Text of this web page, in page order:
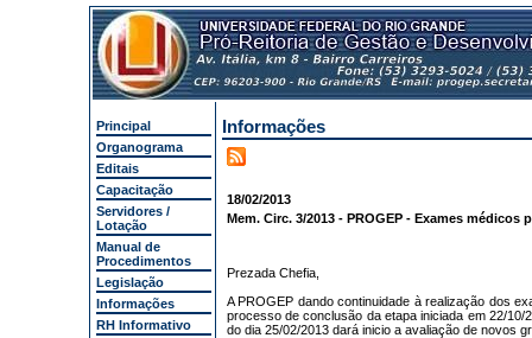
Principal
Organograma
Editais
Capacitação
Servidores /
Lotação
Manual de
Procedimentos
Legislação
Informações
RH Informativo
Informações
18/02/2013
Mem. Circ. 3/2013 - PROGEP - Exames médicos
Prezada Chefia,
A PROGEP dando continuidade à realização dos
processo de conclusão da etapa iniciada em 22/
do dia 25/02/2013 dará inicio a avaliação de novos